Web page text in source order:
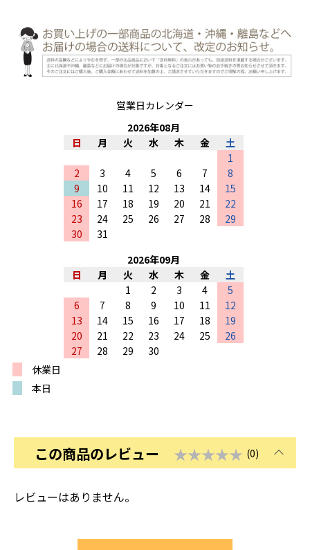
営業日カレンダー
2026年08月
日
月 火 水 木 金
土
1
2
3 4 5 6 7
8
9
10 11 12 13 14
15
16
17 18 19 20 21
22
23
24 25 26 27 28
29
30
31
2026年09月
日
月 火 水 木 金
土
1
2 3 4
5
6
7 8 9 10 11
12
13
14 15 16 17 18
19
20
21 22 23 24 25
26
27
28 29
30
休業日
本日
この商品のレビュー ★★★★★ (0)
レビューはありません。